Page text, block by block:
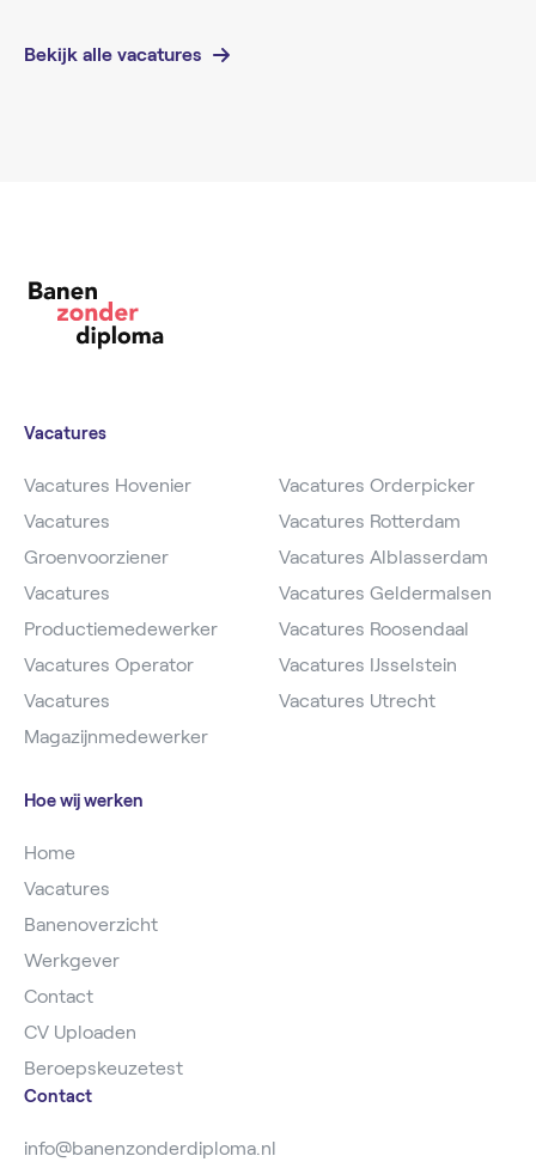
Bekijk alle vacatures
Vacatures
Vacatures Hovenier
Vacatures
Groenvoorziener
Vacatures
Productiemedewerker
Vacatures Operator
Vacatures
Magazijnmedewerker
Vacatures Orderpicker
Vacatures Rotterdam
Vacatures Alblasserdam
Vacatures Geldermalsen
Vacatures Roosendaal
Vacatures IJsselstein
Vacatures Utrecht
Hoe wij werken
Home
Vacatures
Banenoverzicht
Werkgever
Contact
CV Uploaden
Beroepskeuzetest
Contact
info@banenzonderdiploma.nl